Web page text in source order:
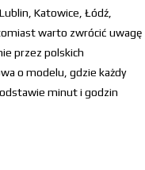
Katowice, Łódź,
warto zwrócić uwagę
przez polskich
o modelu, gdzie każdy
minut i godzin